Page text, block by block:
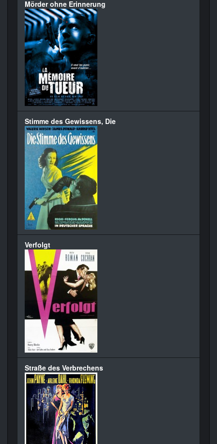
Mörder ohne Erinnerung
Stimme des Gewissens, Die
Verfolgt
Straße des Verbrechens